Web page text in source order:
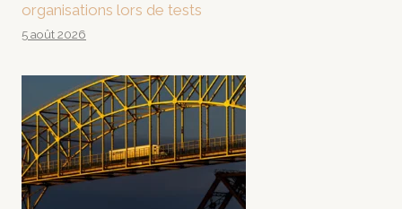
organisations lors de tests
5 août 2026